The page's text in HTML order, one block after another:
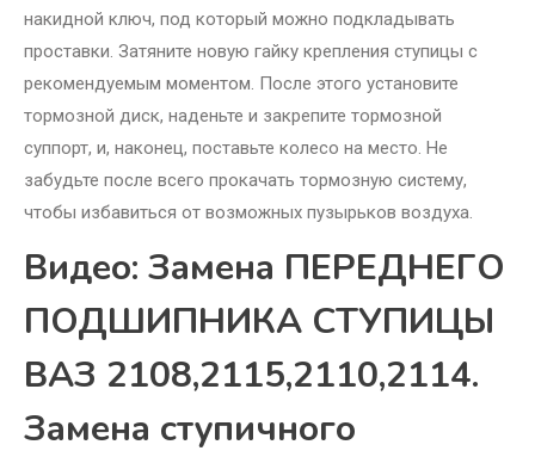
накидной ключ, под который можно подкладывать
проставки. Затяните новую гайку крепления ступицы с
рекомендуемым моментом. После этого установите
тормозной диск, наденьте и закрепите тормозной
суппорт, и, наконец, поставьте колесо на место. Не
забудьте после всего прокачать тормозную систему,
чтобы избавиться от возможных пузырьков воздуха.
Видео: Замена ПЕРЕДНЕГО
ПОДШИПНИКА СТУПИЦЫ
ВАЗ 2108,2115,2110,2114.
Замена ступичного